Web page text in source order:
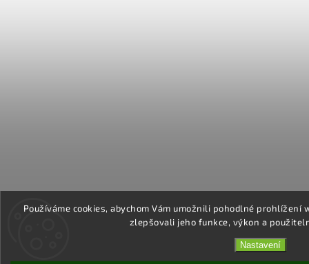
Používáme cookies, abychom Vám umožnili pohodlné
zlepšovali jeho funkce, výkon a
Nastavení